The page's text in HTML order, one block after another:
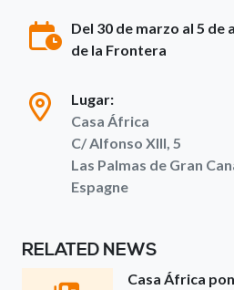
Del 30 de marzo al 5 de
de la Frontera
Lugar:
Casa África
C/ Alfonso XIII, 5
Las Palmas de Gran
Espagne
RELATED NEWS
Casa África